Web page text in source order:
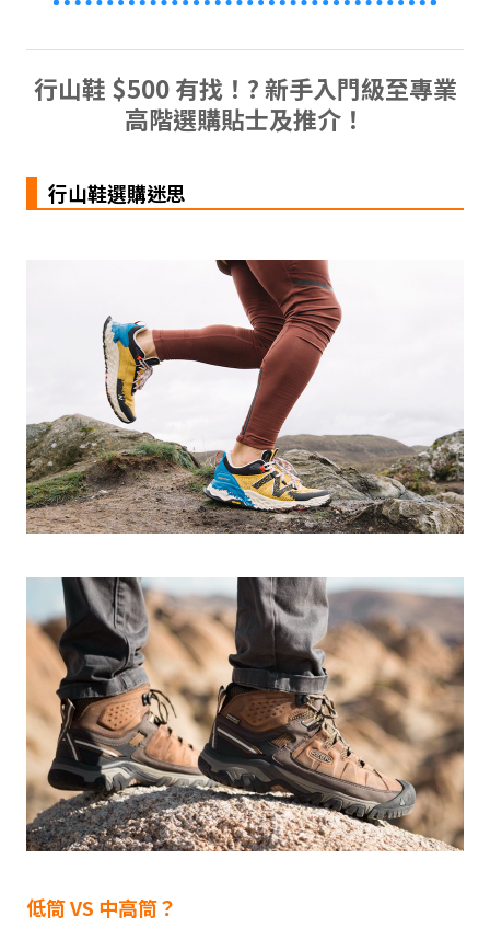
行山鞋 $500 有找！? 新手入門級至專業
高階選購貼士及推介！
行山鞋選購迷思
低筒 VS 中高筒？